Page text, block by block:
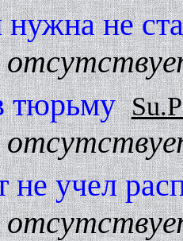
не
тюрьму
не учел